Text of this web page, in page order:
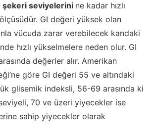
şekeri seviyelerini ne kadar hızlı
GI değeri yüksek olan
vücuda zarar verebilecek kandaki
hızlı yükselmelere neden olur. GI
değerler alır. Amerikan
göre GI değeri 55 ve altındaki
glisemik indeksli, 56-69 arasında ki
70 ve üzeri yiyecekler ise
sahip yiyecekler olarak